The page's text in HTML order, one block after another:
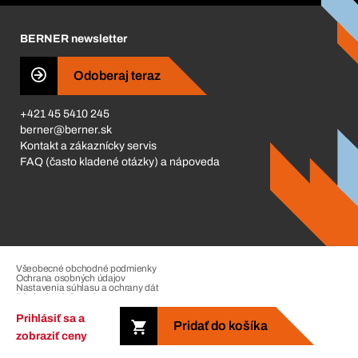
Prihlásiť sa a
zobraziť ceny
Pridať do košíka
Business Conduct
BERNER newsletter
Odoberaj teraz
+421 45 5410 245
berner@berner.sk
Kontakt a zákaznícky servis
FAQ (často kladené otázky) a nápoveda
Copyright © 2026. The Berner Group. All rights reserved.
Všeobecné obchodné podmienky
Ochrana osobných údajov
Nastavenia súhlasu a ochrany dát
Riadenie sťažností